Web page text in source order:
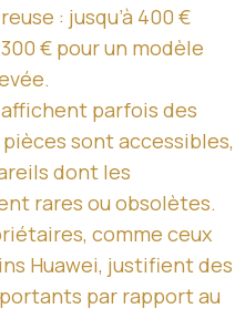
: jusqu’à 400 €
€ pour un modèle
parfois des
sont accessibles,
dont les
rares ou obsolètes.
comme ceux
Huawei, justifient des
par rapport au